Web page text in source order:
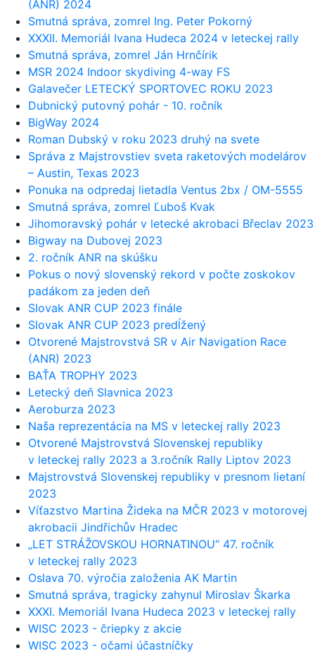
(ANR) 2024
Smutná správa, zomrel Ing. Peter Pokorný
XXXII. Memoriál Ivana Hudeca 2024 v leteckej rally
Smutná správa, zomrel Ján Hrnčírik
MSR 2024 Indoor skydiving 4-way FS
Galavečer LETECKÝ SPORTOVEC ROKU 2023
Dubnický putovný pohár - 10. ročník
BigWay 2024
Roman Dubský v roku 2023 druhý na svete
Správa z Majstrovstiev sveta raketových modelárov
– Austin, Texas 2023
Ponuka na odpredaj lietadla Ventus 2bx / OM-5555
Smutná správa, zomrel Ľuboš Kvak
Jihomoravský pohár v letecké akrobaci Břeclav 2023
Bigway na Dubovej 2023
2. ročník ANR na skúšku
Pokus o nový slovenský rekord v počte zoskokov
padákom za jeden deň
Slovak ANR CUP 2023 finále
Slovak ANR CUP 2023 predĺžený
Otvorené Majstrovstvá SR v Air Navigation Race
(ANR) 2023
BAŤA TROPHY 2023
Letecký deň Slavnica 2023
Aeroburza 2023
Naša reprezentácia na MS v leteckej rally 2023
Otvorené Majstrovstvá Slovenskej republiky
v leteckej rally 2023 a 3.ročník Rally Liptov 2023
Majstrovstvá Slovenskej republiky v presnom lietaní
2023
Víťazstvo Martina Žideka na MČR 2023 v motorovej
akrobacii Jindřichův Hradec
„LET STRÁŽOVSKOU HORNATINOU“ 47. ročník
v leteckej rally 2023
Oslava 70. výročia založenia AK Martin
Smutná správa, tragicky zahynul Miroslav Škarka
XXXI. Memoriál Ivana Hudeca 2023 v leteckej rally
WISC 2023 - čriepky z akcie
WISC 2023 - očami účastníčky